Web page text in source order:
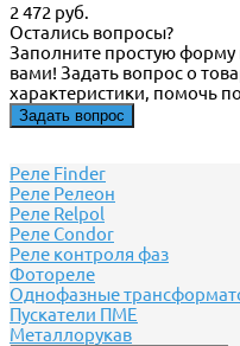
2 472 руб.
Остались вопросы?
Заполните простую форму
вами! Задать вопрос о
характеристики, помочь
Задать вопрос
Реле Finder
Реле Релеон
Реле Relpol
Реле Сondor
Реле контроля фаз
Фотореле
Однофазные
Пускатели ПМЕ
Металлорукав